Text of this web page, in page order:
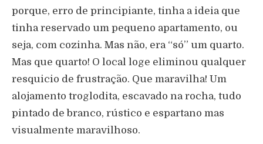
porque, erro de principiante, tinha a ideia que
tinha reservado um pequeno apartamento, ou
seja, com cozinha. Mas não, era “só” um quarto.
Mas que quarto! O local loge eliminou qualquer
resquicio de frustração. Que maravilha! Um
alojamento troglodita, escavado na rocha, tudo
pintado de branco, rústico e espartano mas
visualmente maravilhoso.